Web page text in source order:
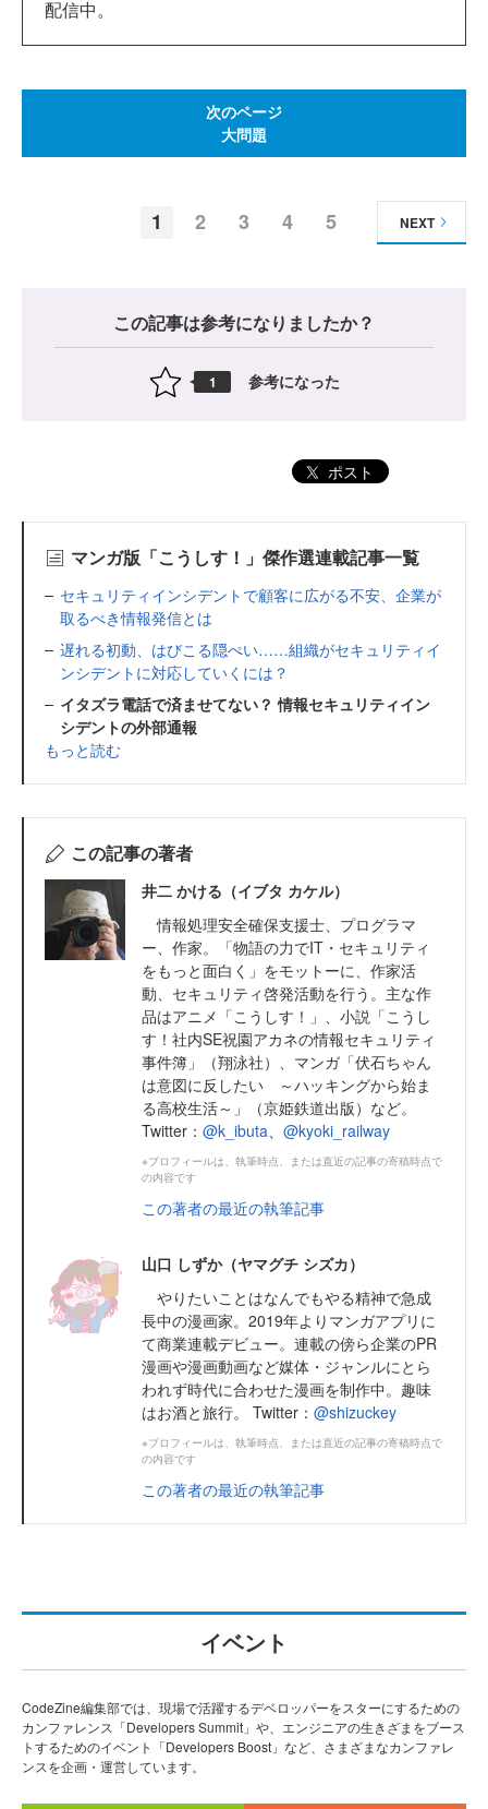
配信中。
次のページ
大問題
1 2 3 4 5 NEXT
この記事は参考になりましたか？
1 参考になった
ポスト
マンガ版「こうしす！」傑作選連載記事一覧
セキュリティインシデントで顧客に広がる不安、企業が
取るべき情報発信とは
遅れる初動、はびこる隠ぺい……組織がセキュリティイ
ンシデントに対応していくには？
イタズラ電話で済ませてない？ 情報セキュリティイン
シデントの外部通報
もっと読む
この記事の著者
井二 かける（イブタ カケル）
情報処理安全確保支援士、プログラマ
ー、作家。「物語の力でIT・セキュリティ
をもっと面白く」をモットーに、作家活
動、セキュリティ啓発活動を行う。主な作
品はアニメ「こうしす！」、小説「こうし
す！社内SE祝園アカネの情報セキュリティ
事件簿」（翔泳社）、マンガ「伏石ちゃん
は意図に反したい ～ハッキングから始ま
る高校生活～」（京姫鉄道出版）など。
Twitter： @k_ibuta、 @kyoki_railway
※プロフィールは、執筆時点、または直近の記事の寄稿時点で
の内容です
この著者の最近の執筆記事
山口 しずか（ヤマグチ シズカ）
やりたいことはなんでもやる精神で急成
長中の漫画家。2019年よりマンガアプリに
て商業連載デビュー。連載の傍ら企業のPR
漫画や漫画動画など媒体・ジャンルにとら
われず時代に合わせた漫画を制作中。趣味
はお酒と旅行。 Twitter： @shizuckey
※プロフィールは、執筆時点、または直近の記事の寄稿時点で
の内容です
この著者の最近の執筆記事
イベント
CodeZine編集部では、現場で活躍するデベロッパーをスターにするための
カンファレンス「Developers Summit」や、エンジニアの生きざまをブース
トするためのイベント「Developers Boost」など、さまざまなカンファレ
ンスを企画・運営しています。